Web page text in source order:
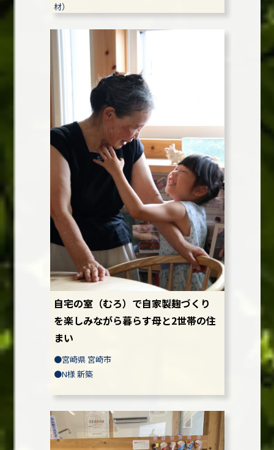
材）
自宅の室（むろ）で自家製麹づくり
を楽しみながら暮らす母と2世帯の住
まい
●宮崎県 宮崎市
●N様新築